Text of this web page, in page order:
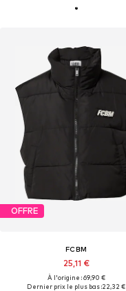
OFFRE
FCBM
25,11 €
À l'origine : 69,90 €
Dernier prix le plus bas :22,32 €